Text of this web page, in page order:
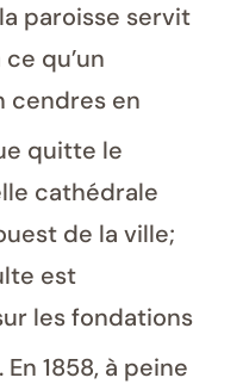
paroisse servit
qu’un
cendres en
quitte le
cathédrale
de la ville;
est
les fondations
. En 1858, à peine